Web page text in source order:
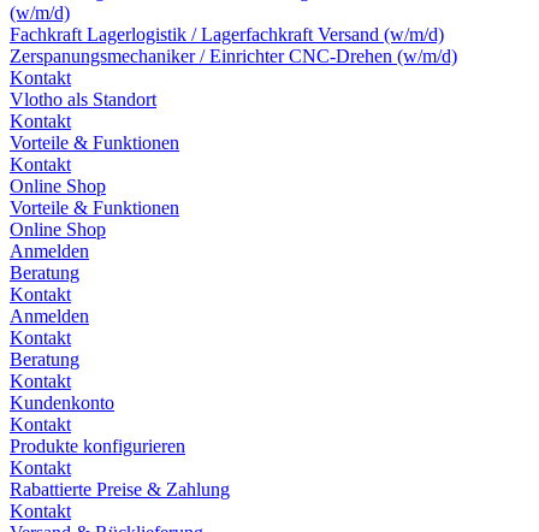
(w/m/d)
Fachkraft Lagerlogistik / Lagerfachkraft Versand (w/m/d)
Zerspanungsmechaniker / Einrichter CNC-Drehen (w/m/d)
Kontakt
Vlotho als Standort
Kontakt
Vorteile & Funktionen
Kontakt
Online Shop
Vorteile & Funktionen
Online Shop
Anmelden
Beratung
Kontakt
Anmelden
Kontakt
Beratung
Kontakt
Kundenkonto
Kontakt
Produkte konfigurieren
Kontakt
Rabattierte Preise & Zahlung
Kontakt